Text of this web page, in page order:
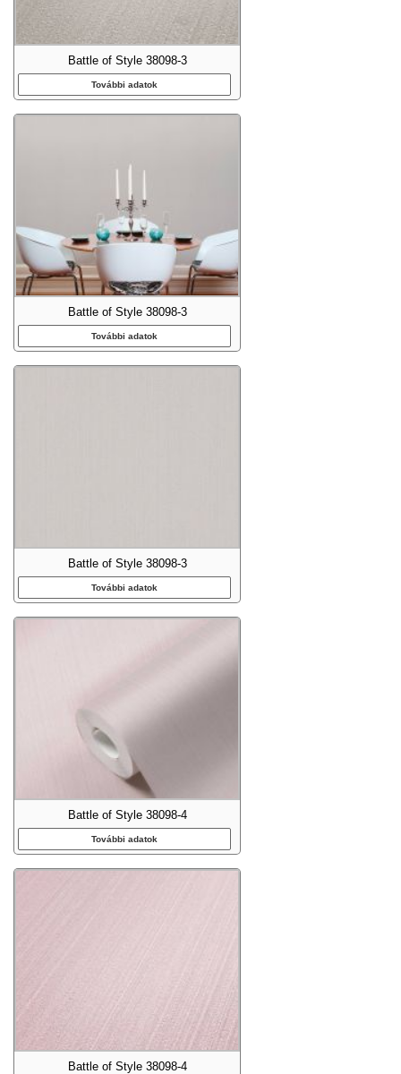
Battle of Style 38098-3
További adatok
Battle of Style 38098-3
További adatok
Battle of Style 38098-3
További adatok
Battle of Style 38098-4
További adatok
Battle of Style 38098-4